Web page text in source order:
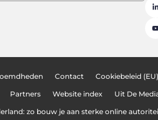
Contact Cookiebeleid (EU)
Partners Website index Uit De
zo bouw je aan sterke online